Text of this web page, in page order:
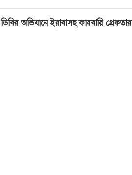
অভিযানে ইয়াবাসহ কারবারি গ্রেফতার